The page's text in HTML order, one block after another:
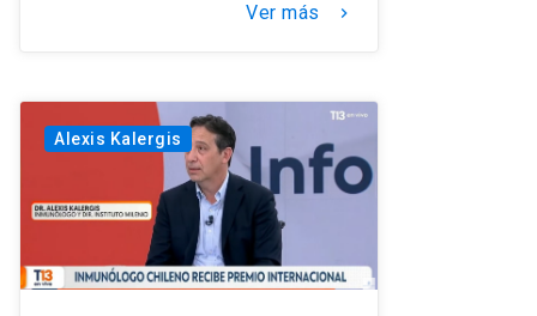
Ver más keyboard_arrow_right
Alexis Kalergis